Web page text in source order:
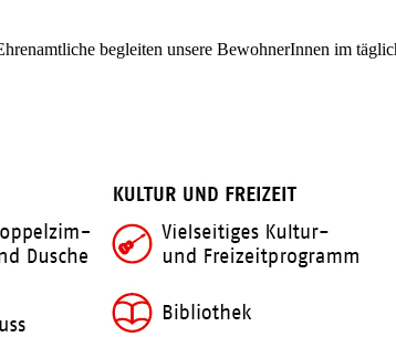
begleiten unsere BewohnerInnen im